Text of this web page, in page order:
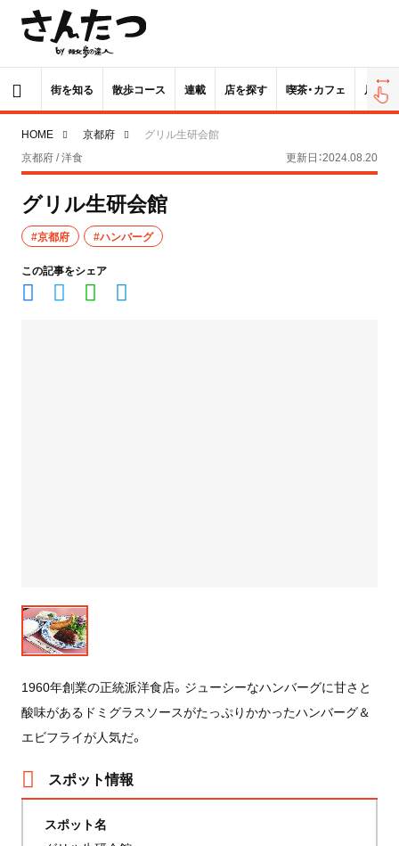
街を知る 散歩コース 連載 店を探す 喫茶・カフェ 居酒屋
HOME 京都府
グリル生研会館
京都府 / 洋食
更新日：2024.08.20
グリル生研会館
#京都府 #ハンバーグ
この記事をシェア
1960年創業の正統派洋食店。ジューシーなハンバーグに甘さと
酸味があるドミグラスソースがたっぷりかかったハンバーグ＆
エビフライが人気だ。
スポット情報
スポット名